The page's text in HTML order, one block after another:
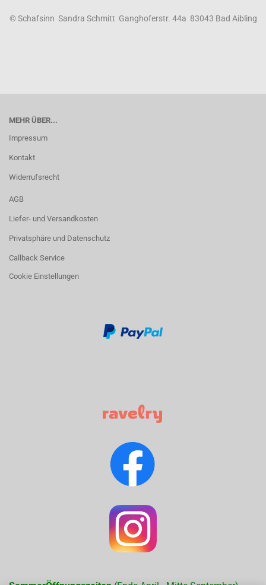
© Schafsinn Sandra Schmitt Ganghoferstr. 44a 83043 Bad Aibling
MEHR ÜBER...
Impressum
Kontakt
Widerrufsrecht
AGB
Liefer- und Versandkosten
Privatsphäre und Datenschutz
Callback Service
Cookie Einstellungen